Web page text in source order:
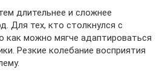
длительнее и сложнее
Для тех, кто столкнулся с
как можно мягче адаптироваться
Резкие колебание восприятия